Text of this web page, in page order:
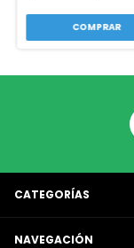
CATEGORÍAS
NAVEGACIÓN